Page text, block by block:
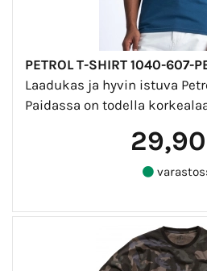
PETROL T-SHIRT 1040-607-
Laadukas ja hyvin istuva
Paidassa on todella